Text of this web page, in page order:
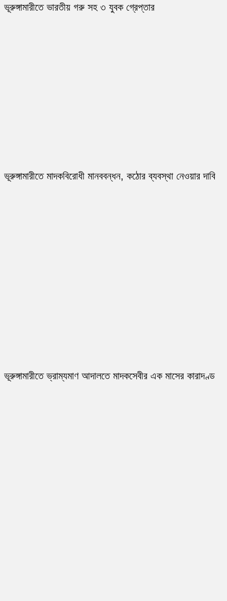
ভূরুঙ্গামারীতে ভারতীয় গরু সহ ৩ যুবক গ্রেপ্তার
ভূরুঙ্গামারীতে মাদকবিরোধী মানববন্ধন, কঠোর ব্যবস্থা নেওয়ার দাবি
ভূরুঙ্গামারীতে ভ্রাম্যমাণ আদালতে মাদকসেবীর এক মাসের কারাদণ্ড